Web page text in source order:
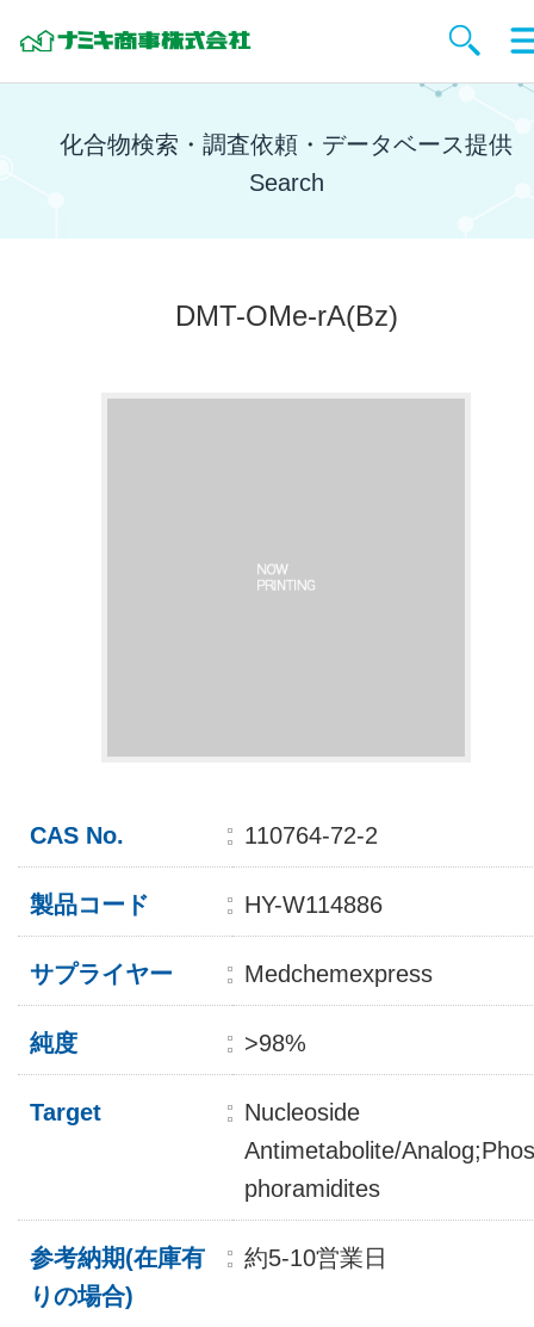
化合物検索・調査依頼・データベース提供
Search
DMT-OMe-rA(Bz)
CAS No. 110764-72-2
製品コード HY-W114886
サプライヤー Medchemexpress
純度 >98%
Target
Nucleoside
Antimetabolite/Analog;Phos
phoramidites
参考納期(在庫有
りの場合)
約5-10営業日